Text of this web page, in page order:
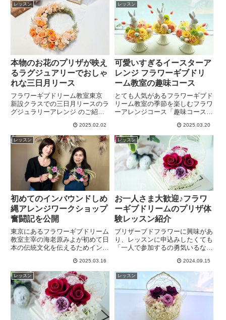
レッスン
本物のお花のプリザが映え
るラグジュアリーでおしゃ
れな三日月リース
フラワーギブドリーム教室東京
新設クラスでの三日月リースのラ
グジュラリーアレンジ のご紹介
しいお花「ジニア」について解説
しています。 オシャレなリース
を作って見たい方、お花に興味が
ある方のお役に立てたら嬉しいで
2025.02.02
レッスン
可愛いすぎるイースターア
レンジ フラワーギブドリ
ーム教室の趣味コース
とても人気があるフラワーギブド
リーム教室の季節を楽しむフラワ
ーアレンジコース「趣味コース」
卵とうさぎのイースターアレンジ
のコツが満載。初心者さまでもご
受講可能です。単発でも毎月でも
おしゃべりしながら、楽しくレッ
スンができます。
2025.03.20
レッスン
初めてのインバウンドしめ
縄アレンジワークショップ
奮闘記を公開
東京にあるフラワーギブドリーム
教室主宰の海老原みよが初めて日
本の伝統文化を伝えるためインバ
その高級アーティフィシャルフラ
ワーしめ縄アレンジレッスンを成
功へと導いた奮闘記とレッスンの
様子、海外受講者の感想をご紹介
しています。
2025.03.16
レッスン
お一人さま大歓迎♪フラワ
ーギブドリームのプリザ体
験レッスン紹介
プリザーブドフラワーに興味があ
り、レッスンに申込みしたくても
「一人で参加するの勇気いるな」
躊躇してしまうことはありません
か？フラワーギブドリームの体験
レッスンは、9割以上がお一人
様。アットホームな雰囲気をお試
しください。
2024.09.15
レッスン レッスン